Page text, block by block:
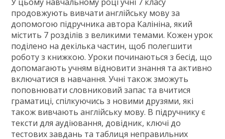
8 клас
9 клас
10 клас
11 клас
ГДЗ
Статті
Зв'язок
Політика
продовжують вивчати англійську мову за
допомогою підручника автора Калініна, який
містить 7 розділів з великими темами. Кожен урок
поділено на декілька частин, щоб полегшити
роботу з книжкою. Уроки починаються з бесід, що
допомагають учням відновити знання та активно
включатися в навчання. Учні також зможуть
поповнювати словниковий запас та вчитися
граматиці, спілкуючись з новими друзями, які
також вивчають англійську мову. В підручнику є
тексти для аудіювання, довідник, ключі до
тестових завдань та таблиця неправильних